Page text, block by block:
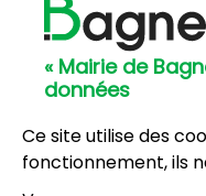
« Mairie de
données
Ce site utilise des
fonctionnement, ils
57, avenue
8, résidence du